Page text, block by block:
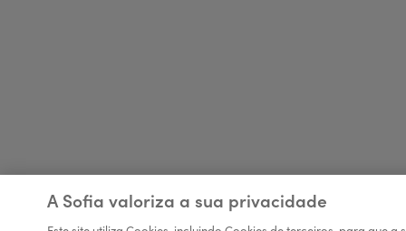
A Sofia valoriza a sua privacidade